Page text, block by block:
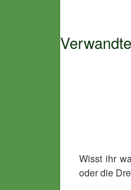
Wisst ihr
oder die